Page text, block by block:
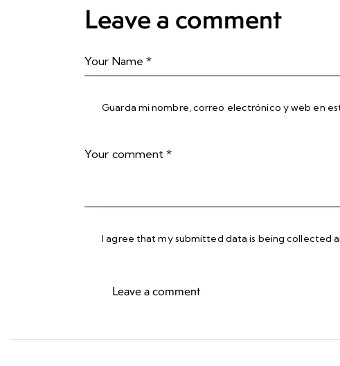
Leave a comment
Guarda mi nombre, correo electrónico y web en
I agree that my submitted data is beingcollected